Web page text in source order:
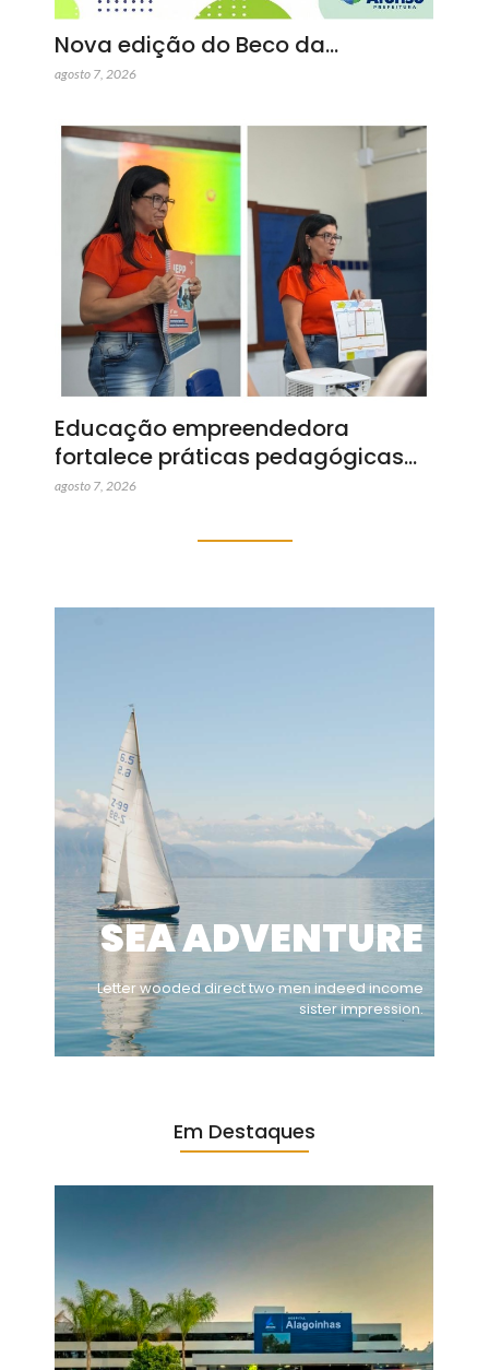
Nova edição do Beco da…
agosto 7, 2026
Educação empreendedora
fortalece práticas pedagógicas…
agosto 7, 2026
SEA ADVENTURE
Letter wooded direct two men indeed income
sister impression.
Em Destaques